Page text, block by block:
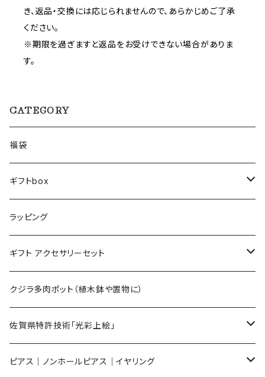
き、返品・交換には応じられませんので、あらかじめご了承
ください。
※期限を過ぎますと返品をお受けできない場合がありま
す。
CATEGORY
福袋
ギフトbox
Lサイズ
Mサイズ
Sサイズ
ラッピング
ギフト アクセサリーセット
flower
メンズ ギフトセット
クジラ多肉ポット（植木鉢や置物に）
佐賀県特許技術「光彩上絵」
ピアス
ピアス｜ノンホールピアス｜イヤリング